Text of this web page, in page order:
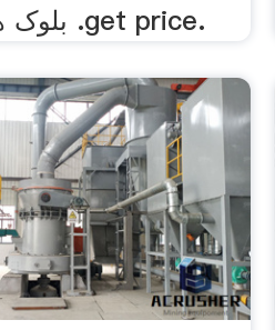
بلوک های سقفی .get price.